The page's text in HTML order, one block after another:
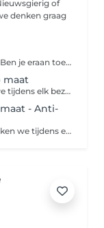
denken graag
Kijk jij regelmatig ontevreden in de spiegel? Ben je eraan toe om een écht verschil te maken, maar zie je door de bomen het bos niet meer? Er is vaak zoveel meer mogelijk dan je denkt! Laat onze huidexperts jouw gids zijn en ervaar de verbluffende mogelijkheden die de nieuwste huidtechnologie vandaag de dag kan bieden.
maat
Met onze SkinGym behandelingen maken we tijdens elk bezoek een behandeling op maat. Wat we precies gaan doen? Dat weten we van tevoren nooit, omdat ons behandelplan ter plekke speciaal voor jouw huidconditie gemaakt wordt. Persoonlijker wordt het niet en altijd verzekerd van een optimaal resultaat! Het enige wat jij hoeft te doen is jouw gewenste behandelduur uitkiezen, wij doen de rest! Altijd inclusief. Je betaalt dus nooit extra voor: Murad salonpeelings, waxen en verven, LED masker, massages en gezichtsmaskers
- Anti-
Met onze Sepai SkinGym behandelingen maken we tijdens elk bezoek een behandeling op maat. Wat we precies gaan doen? Dat weten we van tevoren nooit, omdat ons behandelplan ter plekke speciaal voor jouw huidconditie gemaakt wordt. Persoonlijker wordt het niet en altijd verzekerd van een optimaal resultaat! Het enige wat jij hoeft te doen is jouw gewenste behandelduur uitkiezen, wij doen de rest! Altijd inclusief. Je betaalt dus nooit extra voor: Sepai salonpeelings, waxen en verven, LED masker, (bindweefsel)massages, RF deelbehandelingen en gezichtsmaskers